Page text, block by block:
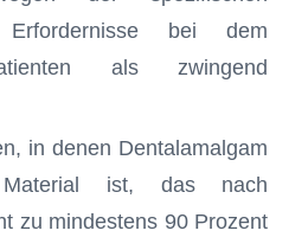
Erfordernisse bei dem
als zwingend
in denen Dentalamalgam
ist, das nach
zu mindestens 90 Prozent